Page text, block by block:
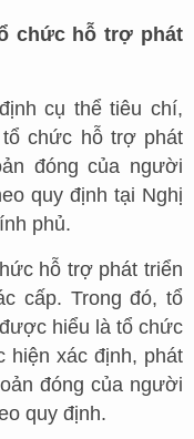
chức hỗ trợ phát
cụ thể tiêu chí,
chức hỗ trợ phát
đóng của người
quy định tại Nghị
phủ.
hỗ trợ phát triển
cấp. Trong đó, tổ
hiểu là tổ chức
hiện xác định, phát
đóng của người
quy định.